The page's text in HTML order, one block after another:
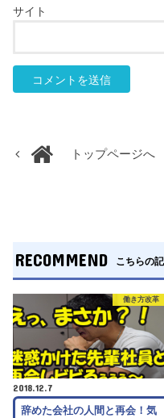
サイト
トップページへ
RECOMMEND こちらの
働き方改革
2018.12.7
辞めた会社の人間と再会！気